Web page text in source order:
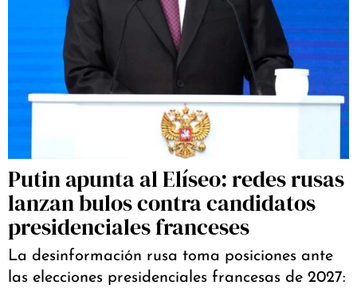
Putin apunta al Elíseo: redes rusas
lanzan bulos contra candidatos
presidenciales franceses
La desinformación rusa toma posiciones ante
las elecciones presidenciales francesas de 2027: